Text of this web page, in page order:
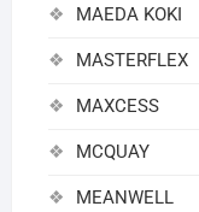
MAEDA KOKI
MASTERFLEX
MAXCESS
MCQUAY
MEANWELL